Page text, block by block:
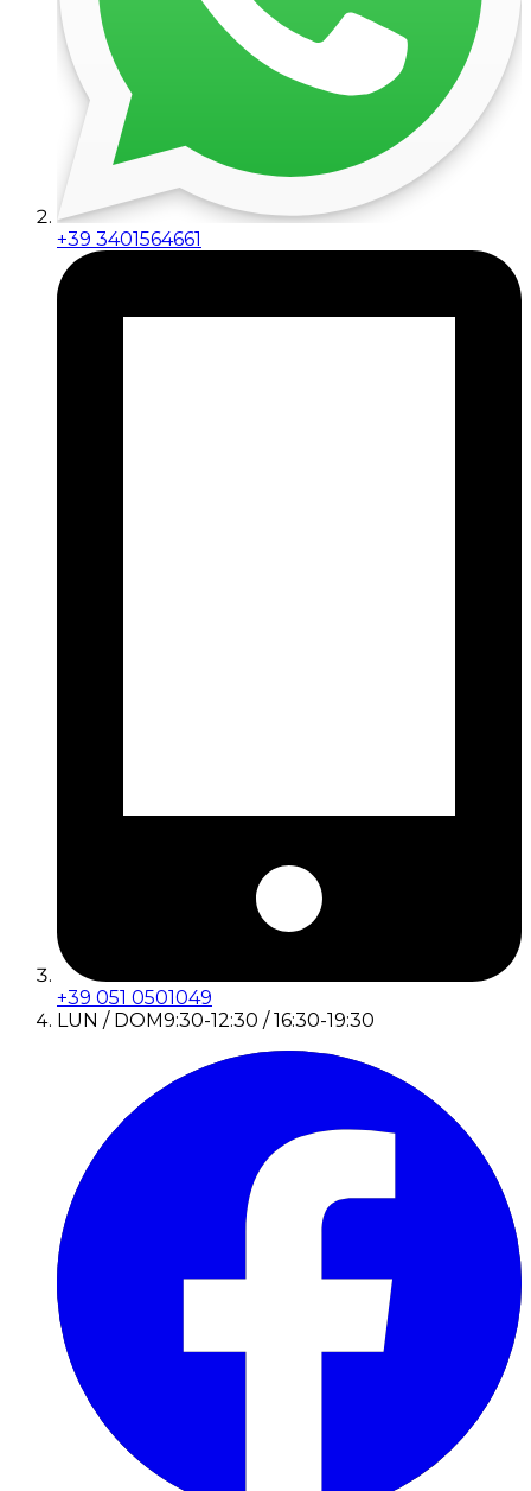
+39 3401564661
+39 051 0501049
LUN / DOM9:30-12:30 / 16:30-19:30